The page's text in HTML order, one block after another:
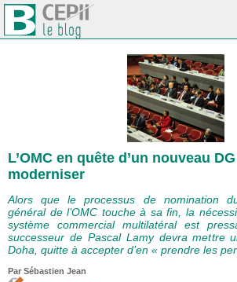
L’OMC en quête d’un nouveau
moderniser
Alors que le processus de nomination
général de l’OMC touche à sa fin, la
système commercial multilatéral est
successeur de Pascal Lamy devra mettre
Doha, quitte à accepter d’en « prendre les
Par Sébastien Jean